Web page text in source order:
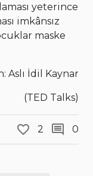
yeterince
imkânsız
maske
Aslı İdil Kaynar
(TED Talks)
2 0